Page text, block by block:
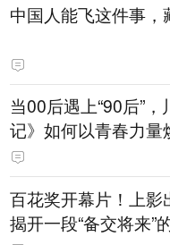
中国人能飞这件事，
当00后遇上“90后”
记》如何以青春力量
化观察
百花奖开幕片！上影
揭开一段“备交将来”